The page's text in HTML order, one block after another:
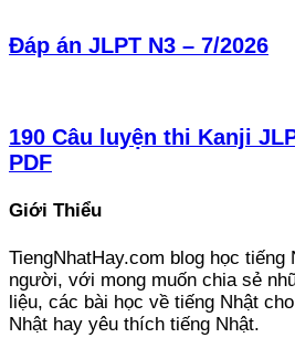
Đáp án JLPT N3 – 7/2026
190 Câu luyện thi Kanji
PDF
Giới Thiểu
TiengNhatHay.com blog học tiếng
người, với mong muốn chia sẻ
liệu, các bài học về tiếng Nhật
Nhật hay yêu thích tiếng Nhật.